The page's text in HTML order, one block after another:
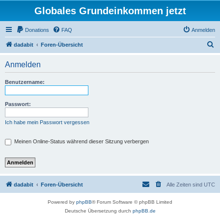
Globales Grundeinkommen jetzt
Donations FAQ Anmelden
dadabit Foren-Übersicht
Anmelden
Benutzername:
Passwort:
Ich habe mein Passwort vergessen
Meinen Online-Status während dieser Sitzung verbergen
dadabit Foren-Übersicht Alle Zeiten sind UTC
Powered by phpBB® Forum Software © phpBB Limited
Deutsche Übersetzung durch phpBB.de